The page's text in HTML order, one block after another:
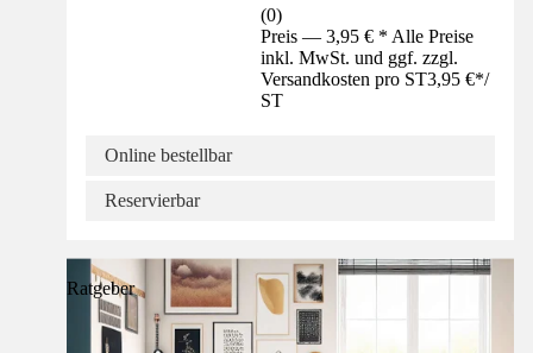
(0)
Preis — 3,95 € * Alle Preise
inkl. MwSt. und ggf. zzgl.
Versandkosten pro ST3,95 €*/
ST
Online bestellbar
Reservierbar
Ratgeber